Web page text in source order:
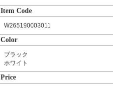
Item Code
W265190003011
Color
ブラック
ホワイト
Price